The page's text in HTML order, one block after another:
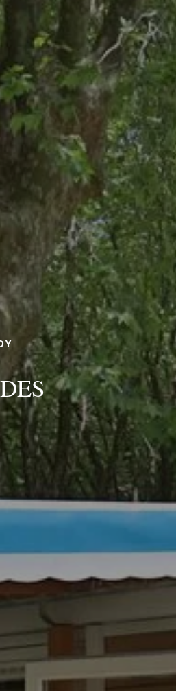
reservierungsanfrage
Ankunft
Ankunft